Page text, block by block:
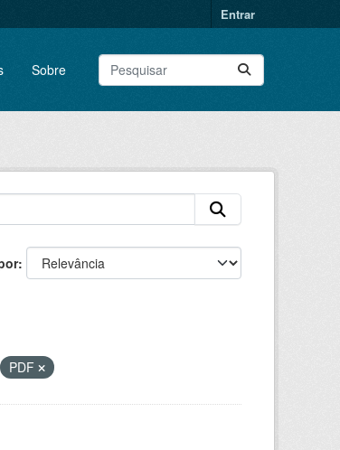
Entrar
Sobre
PDF